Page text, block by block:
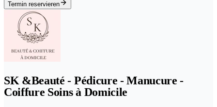
Termin reservieren
SK &Beauté - Pédicure - Manucure -
Coiffure Soins à Domicile